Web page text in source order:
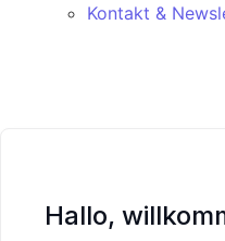
Kontakt &
Hallo,